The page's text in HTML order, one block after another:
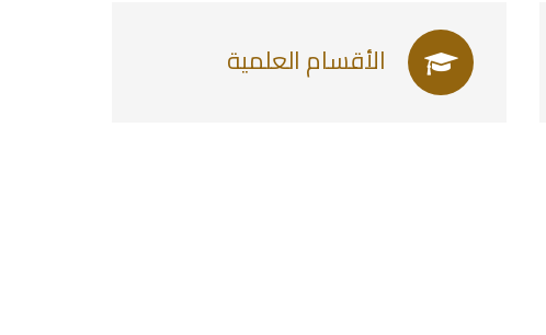
الأقسام العلمية